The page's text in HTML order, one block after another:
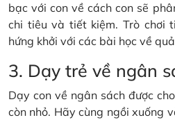
bạc với con về cách con sẽ
chi tiêu và tiết kiệm. Trò chơi
hứng khởi với các bài học về
3. Dạy trẻ về ngân
Dạy con về ngân sách được
còn nhỏ. Hãy cùng ngồi xuống